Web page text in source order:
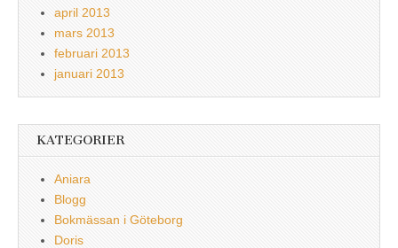
april 2013
mars 2013
februari 2013
januari 2013
KATEGORIER
Aniara
Blogg
Bokmässan i Göteborg
Doris